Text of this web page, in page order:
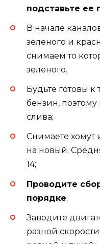
подставьте ее
В начале
зеленого и
снимаем то
зеленого.
Будьте готовы к
бензин, поэтому
слива;
Снимаете хомут
на новый.
14;
Проводите
порядке;
Заводите
разной